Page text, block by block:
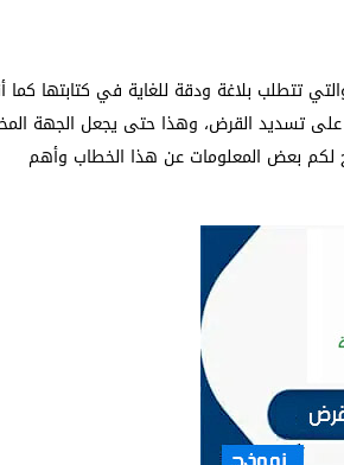
تتطلب بلاغة ودقة للغاية في كتابتها كما
تسديد القرض، وهذا حتى يجعل الجهة
لكم بعض المعلومات عن هذا الخطاب وأهم